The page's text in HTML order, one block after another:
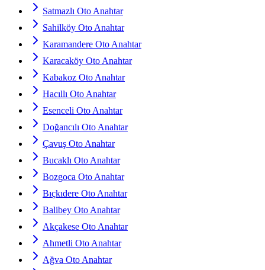
Satmazlı Oto Anahtar
Sahilköy Oto Anahtar
Karamandere Oto Anahtar
Karacaköy Oto Anahtar
Kabakoz Oto Anahtar
Hacıllı Oto Anahtar
Esenceli Oto Anahtar
Doğancılı Oto Anahtar
Çavuş Oto Anahtar
Bucaklı Oto Anahtar
Bozgoca Oto Anahtar
Bıçkıdere Oto Anahtar
Balibey Oto Anahtar
Akçakese Oto Anahtar
Ahmetli Oto Anahtar
Ağva Oto Anahtar